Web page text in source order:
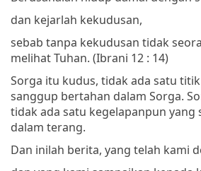
dan kejarlah kekudusan,
sebab tanpa kekudusan tidak
melihat Tuhan. (Ibrani 12 : 14)
Sorga itu kudus, tidak ada satu
sanggup bertahan dalam Sorga.
tidak ada satu kegelapanpun yang
dalam terang.
Dan inilah berita, yang telah kami